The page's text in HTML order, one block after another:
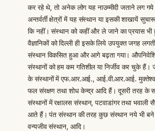
कर रहे थे, तो अनेक लोग यह नाउम्मीदी जताने लग
अन्तर्वर्ती क्षेत्रों में यह संस्थान या इसकी शाखायें
कि नहीं। संस्थान को कहीं और ले जाने का प्रयास
वैज्ञानिकों को दिल्ली ही इसके लिये उपयुक्त जगह
संस्थान विकसित हुआ और आगे बढ़ता गया।
संस्थानों को हम कम गतिशील या निर्जीव कर चुके हैं।
के संस्थानों में एफ.आर.आई., आई.वी.आर.आई. मुक्तेश्वर
फल संरक्षण तथा शोध केन्द्र आदि हैं। दूसरी तरह के
संस्थानों में रक्षालस संस्थान, पटवाडांगर तथा भवाली
आते हैं। पंत संस्थान की तरह कुछ संस्थान नये भी बने
वन्यजीव संस्थान, आदि।